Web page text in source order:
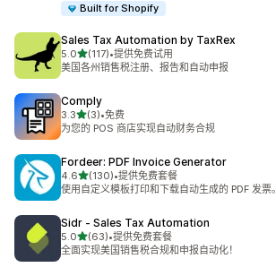
Built for Shopify
Sales Tax Automation by TaxRex
5.0星（满分 5 星）
(117)
总共 117 条评论
•提供免费试用
美国各州销售税注册、报告和自动申报
Comply
3.3星（满分 5 星）
(3)
总共 3 条评论
•免费
为您的 POS 商店实现自动财务合规
Fordeer: PDF Invoice Generator
4.6星（满分 5 星）
(130)
总共 130 条评论
•提供免费套餐
使用自定义模板打印和下载自动生成的 PDF 发票。
Sidr ‑ Sales Tax Automation
5.0星（满分 5 星）
(63)
总共 63 条评论
•提供免费套餐
全面实现美国销售税合规和申报自动化！